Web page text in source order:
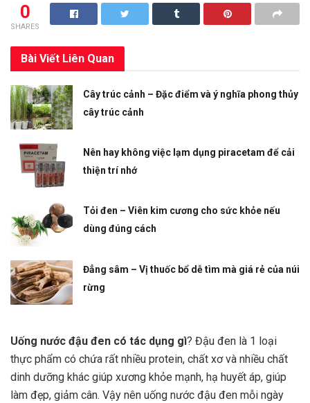
0
SHARES
Bài Viết Liên Quan
Cây trúc cảnh – Đặc điểm và ý nghĩa phong thủy
cây trúc cảnh
Nên hay không việc lạm dụng piracetam để cải
thiện trí nhớ
Tỏi đen – Viên kim cương cho sức khỏe nếu
dùng đúng cách
Đẳng sâm – Vị thuốc bổ dễ tìm mà giá rẻ của núi
rừng
Uống nước đậu đen có tác dụng gì? Đậu đen là 1 loại
thực phẩm có chứa rất nhiều protein, chất xơ và nhiều chất
dinh dưỡng khác giúp xương khỏe mạnh, hạ huyết áp, giúp
làm đẹp, giảm cân. Vậy nên uống nước đậu đen mỗi ngày